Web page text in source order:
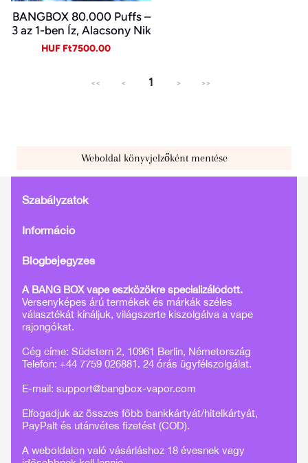
BANGBOX 80.000 Puffs –
3 az 1-ben Íz, Alacsony Nik
otin, Eredeti Újratölthető
Sale
HUF Ft7500.00
<< < 1 > >>
Weboldal könyvjelzőként mentése
Szabályzatok
Információ
Blogbejegyzés
A BANG BOX vape eszközökre specializálódott.
Versenyképes árú termékek és márkák széles
választékát kínáljuk, világszerte kiszolgálva a vape
rajongókat.
Cég címe: Südstern 2, 10961 Berlin, Németország
Telefon: +44 7759 026881. 24 órás ügyfélszolgálat.
E-mail: support@bangbox-vapor.com
Elfogadjuk az összes főbb bankkártyát/hitelkártyát,
PayPalt és utánvétes fizetést (COD).
A weboldalon való vásárláshoz 18 évesnek vagy